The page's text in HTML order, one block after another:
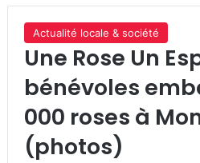
Actualité locale & société
Une Rose Un
bénévoles
000 roses à
(photos)